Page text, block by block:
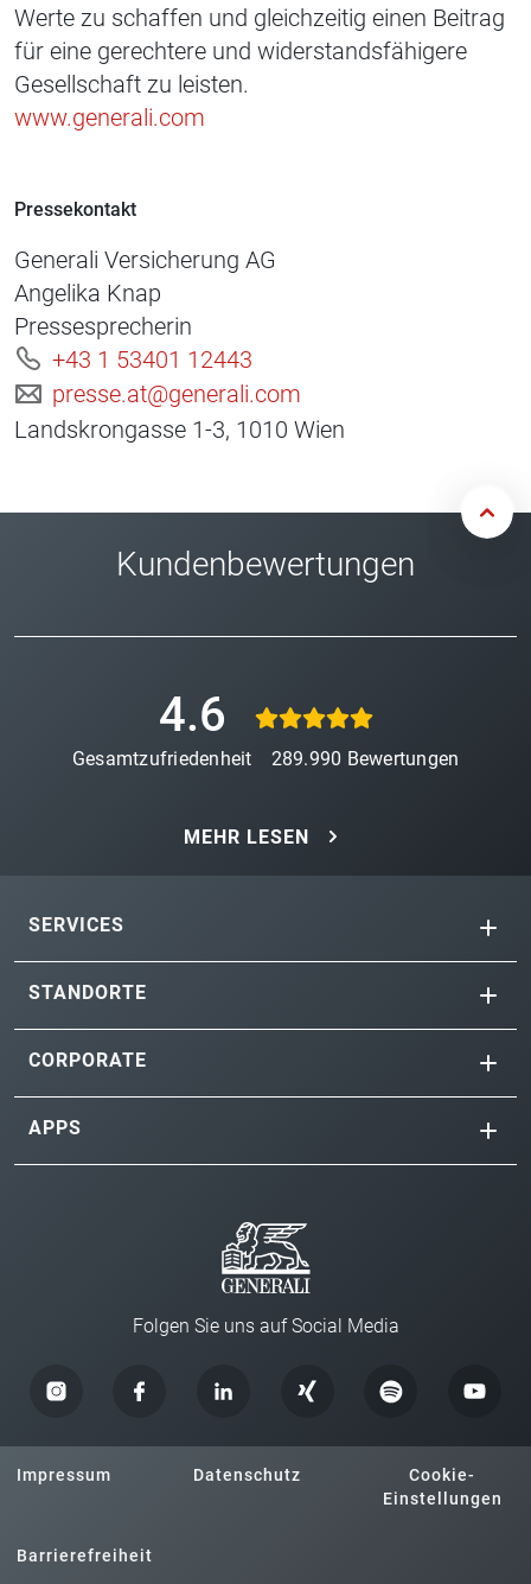
Werte zu schaffen und gleichzeitig einen Beitrag
für eine gerechtere und widerstandsfähigere
Gesellschaft zu leisten.
www.generali.com
Pressekontakt
Generali Versicherung AG
Angelika Knap
Pressesprecherin
+43 1 53401 12443
presse.at@generali.com
Landskrongasse 1-3, 1010 Wien
Kundenbewertungen
4.6
Gesamtzufriedenheit 289.990 Bewertungen
MEHR LESEN
SERVICES
STANDORTE
CORPORATE
APPS
Folgen Sie uns auf Social Media
Impressum Datenschutz
Cookie-
Einstellungen
Barrierefreiheit